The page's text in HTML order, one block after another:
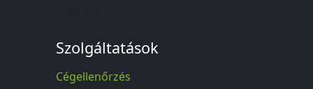
Szolgáltatások
Cégellenőrzés